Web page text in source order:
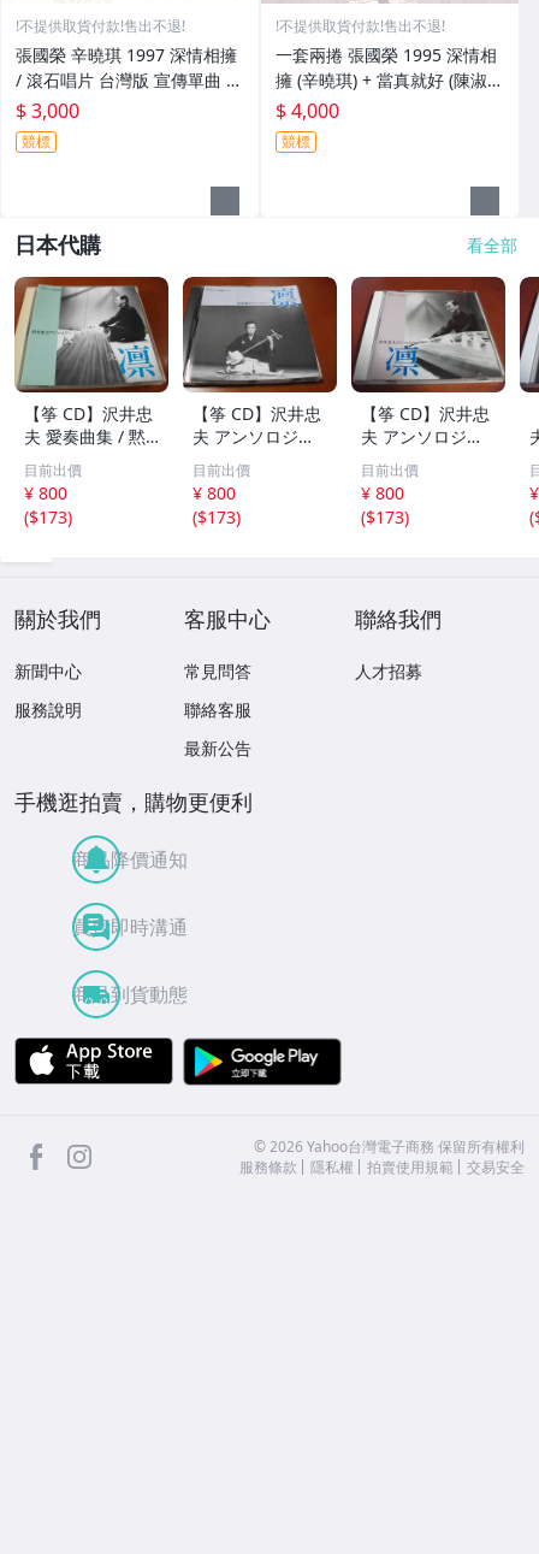
!不提供取貨付款!售出不退!
張國榮 辛曉琪 1997 深情相擁
/ 滾石唱片 台灣版 宣傳單曲 C
D / 選自 寵愛張國榮
$ 3,000
競標
!不提供取貨付款!售出不退!
一套兩捲 張國榮 1995 深情相
擁 (辛曉琪) + 當真就好 (陳淑
樺) 滾石唱片 台灣版 播映用宣
傳單曲 錄影帶 VHS (非CD錄音
帶卡帶)
$ 4,000
競標
日本代購 看全部
【筝 CD】沢井忠
夫 愛奏曲集 / 黙
示 、波 、二つの
相 、箏二重奏ソ
ナタ 杵屋正邦 、
入野義朗 、小野
目前出價
¥ 800
($173)
【筝 CD】沢井忠
夫 アンソロジー
「凜」からの分売
沢井忠夫作品集
ライブ 風衣、水
の声、枯野砧、五
目前出價
¥ 800
($173)
【筝 CD】沢井忠
夫 アンソロジー
「凜」からの分売
沢井忠夫 作品集
第三集 “光る海”
（限定販売） 200
目前出價
¥ 800
($173)
(
關於我們
新聞中心
服務說明
客服中心
常見問答
聯絡客服
最新公告
聯絡我們
人才招募
手機逛拍賣，購物更便利
商品降價通知
買賣即時溝通
商品到貨動態
APP Store
facebook ©2026 Yahoo台灣電子商務 保留所有權利
服務條款
隱私權 拍賣使用規範 交易安全